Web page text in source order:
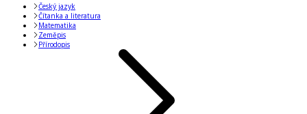
Český jazyk
Čítanka a literatura
Matematika
Zeměpis
Přírodopis